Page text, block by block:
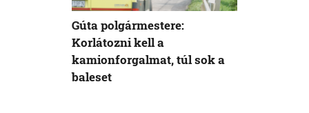
Gúta polgármestere:
Korlátozni kell a
kamionforgalmat, túl sok a
baleset